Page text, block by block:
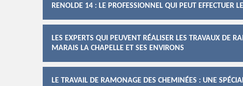
RENOLDE 14 : LE PROFESSIONNEL QUI PEUT EFFECTUER
LES EXPERTS QUI PEUVENT RÉALISER LES TRAVAUX DE
MARAIS LA CHAPELLE ET SES ENVIRONS
LE TRAVAIL DE RAMONAGE DES CHEMINÉES : UNE